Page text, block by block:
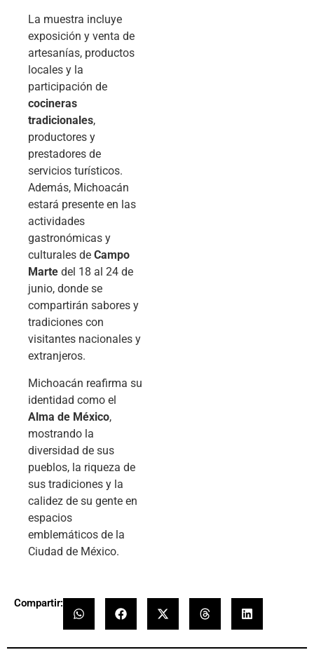
La muestra incluye
exposición y venta de
artesanías, productos
locales y la
participación de
cocineras
tradicionales,
productores y
prestadores de
servicios turísticos.
Además, Michoacán
estará presente en las
actividades
gastronómicas y
culturales de Campo
Marte del 18 al 24 de
junio, donde se
compartirán sabores y
tradiciones con
visitantes nacionales y
extranjeros.
Michoacán reafirma su
identidad como el
Alma de México,
mostrando la
diversidad de sus
pueblos, la riqueza de
sus tradiciones y la
calidez de su gente en
espacios
emblemáticos de la
Ciudad de México.
Compartir: